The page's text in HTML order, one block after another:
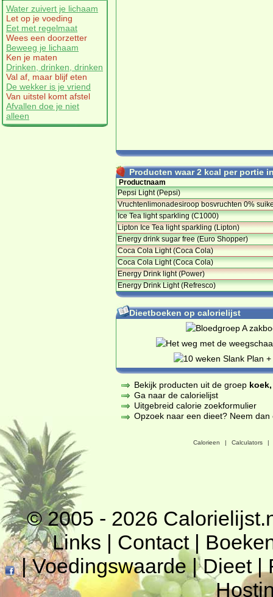
Water zuivert je lichaam
Let op je voeding
Eet met regelmaat
Wees een doorzetter
Beweeg je lichaam
Ken je maten
Drinken, drinken, drinken
Val af, maar blijf eten
De wekker is je vriend
Van uitstel komt afstel
Afvallen doe je niet
alleen
Producten waar 2 kcal per portie
Productnaam
Pepsi Light (Pepsi)
Vruchtenlimonadesiroop bosvruchten 0%
Ice Tea light sparkling (C1000)
Lipton Ice Tea light sparkling (Lipton)
Energy drink sugar free (Euro Shopper)
Coca Cola Light (Coca Cola)
Coca Cola Light (Coca Cola)
Energy Drink light (Power)
Energy Drink Light (Refresco)
Dieetboeken op calorielijst
Bekijk producten uit de groep
Ga naar de calorielijst
Uitgebreid calorie zoekformulier
Opzoek naar een dieet? Neem
Calorieen | Calculators |
© 2005 - 2026
Links | Contact|
|Voedingswaarde|Dieet|